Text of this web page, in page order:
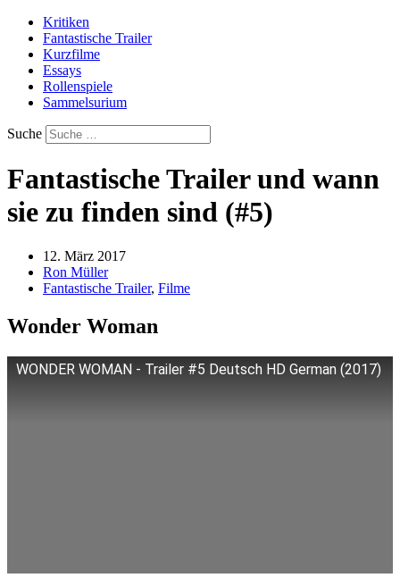
Kritiken
Fantastische Trailer
Kurzfilme
Essays
Rollenspiele
Sammelsurium
Suche
Fantastische Trailer und wann
sie zu finden sind (#5)
12. März 2017
Ron Müller
Fantastische Trailer, Filme
Wonder Woman
WONDER WOMAN - Trailer #5 Deutsch HD German (2017)